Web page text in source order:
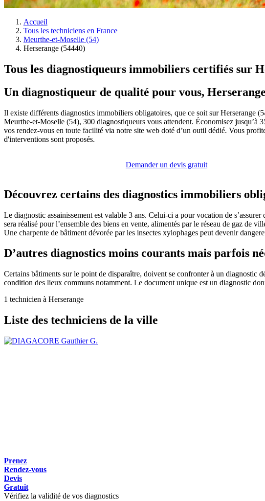
Accueil
Tous les techniciens en France
Meurthe-et-Moselle (54)
Herserange (54440)
Tous les diagnostiqueurs immobiliers certifiés sur
Un diagnostiqueur de qualité pour vous, Herserange
Il existe différents diagnostics immobiliers obligatoires, que ce soit sur Herserange
Meurthe-et-Moselle (54), 300 diagnostiqueurs vous attendent. Économisez jusqu’à
vos rendez-vous en toute facilité via notre site web doté d’un outil dédié. Vous
d'interventions sont proposés.
Demander un devis gratuit
Découvrez certains des diagnostics immobiliers
Le diagnostic assainissement est valable 3 ans. Celui-ci a pour vocation de
sera réalisé pour l’ensemble des biens en vente, alimentés par le réseau de gaz de
Une charpente de bâtiment dévorée par les insectes xylophages peut devenir
D’autres diagnostics moins courants mais parfois
Certains bâtiments sur le point de disparaître, doivent se confronter à un diagnostic
condition des lieux communs notamment. Le document unique est un diagnostic
1 technicien à Herserange
Liste des techniciens de la ville
Gauthier G.
Prenez
Rendez-vous
Devis
Gratuit
Vérifiez la validité de vos diagnostics